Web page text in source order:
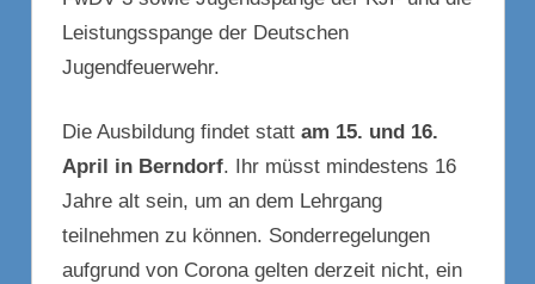
Leistungsspange der Deutschen
Jugendfeuerwehr.
Die Ausbildung findet statt am 15. und 16.
April in Berndorf. Ihr müsst mindestens 16
Jahre alt sein, um an dem Lehrgang
teilnehmen zu können. Sonderregelungen
aufgrund von Corona gelten derzeit nicht, ein